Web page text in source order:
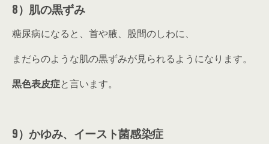
8）肌の黒ずみ
糖尿病になると、首や腋、股間のしわに、
まだらのような肌の黒ずみが見られるようになります。
黒色表皮症と言います。
9）かゆみ、イースト菌感染症